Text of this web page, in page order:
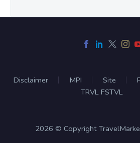
Disclaimer MPI Site
TRVL FSTVL
2026 © Copyright